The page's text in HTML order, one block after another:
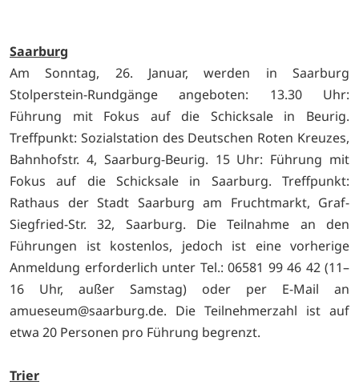
Saarburg
Am Sonntag, 26. Januar, werden in Saarburg
Stolperstein-Rundgänge angeboten: 13.30 Uhr:
Führung mit Fokus auf die Schicksale in Beurig.
Treffpunkt: Sozialstation des Deutschen Roten Kreuzes,
Bahnhofstr. 4, Saarburg-Beurig. 15 Uhr: Führung mit
Fokus auf die Schicksale in Saarburg. Treffpunkt:
Rathaus der Stadt Saarburg am Fruchtmarkt, Graf-
Siegfried-Str. 32, Saarburg. Die Teilnahme an den
Führungen ist kostenlos, jedoch ist eine vorherige
Anmeldung erforderlich unter Tel.: 06581 99 46 42 (11–
16 Uhr, außer Samstag) oder per E-Mail an
amueseum@saarburg.de. Die Teilnehmerzahl ist auf
etwa 20 Personen pro Führung begrenzt.
Trier